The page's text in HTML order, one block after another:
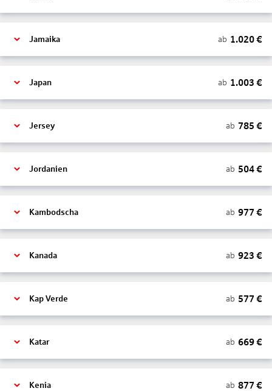
Jamaika ab 1.020€
Japan ab 1.003 €
Jersey ab 785 €
Jordanien ab 504€
Kambodscha ab 977 €
Kanada ab 923 €
Kap Verde ab 577 €
Katar ab 669€
Kenia ab 877 €